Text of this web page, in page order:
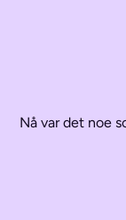
Nå var det noe